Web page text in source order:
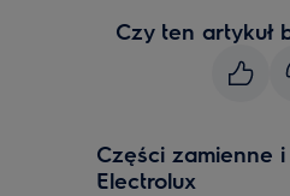
Czy ten artykuł
Części zamienne
Electrolux